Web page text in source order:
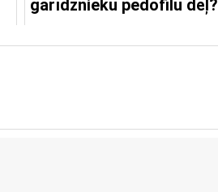
garīdznieku pedofilu dēļ?